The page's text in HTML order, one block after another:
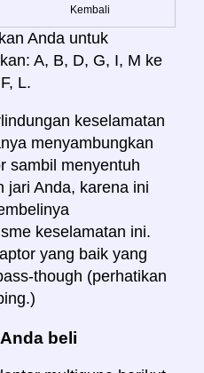
Kembali
Anda untuk
A, B, D, G, I, M ke
L.
keselamatan
menyambungkan
sambil menyentuh
jari Anda, karena ini
keselamatan ini.
yang baik yang
though (perhatikan
beli